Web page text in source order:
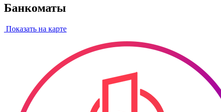
Банкоматы
Показать на карте